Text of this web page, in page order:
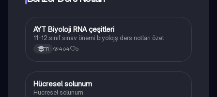
Biyoloji
AYT Biyoloji RNA çeşitleri
11-12.sınıf sınav önemi biyolojş ders notları özet
11 464 5
Biyoloji
Hücresel solunum
Hücresel solunum